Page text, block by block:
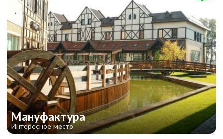
Мануфактура
Интересное место